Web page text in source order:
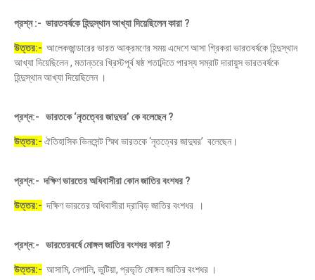
প্রশ্ন :- ভারতবর্ষকে হিন্দুস্থান আখ্যা দিয়েছিলেন কারা ?
উত্তর:- আলেকজান্ডারের ভারত আক্রমণের সময় এদেশে আসা গ্রিকরা ভারতবর্ষকে হিন্দুস্থান
আখ্যা দিয়েছিলেন , মতান্তরে খ্রিস্টপূর্ব ষষ্ঠ শতাব্দিতে পারস্য সম্রাট দারায়ুস ভারতবর্ষকে
হিন্দুস্থান আখ্যা দিয়েছিলেন ।
প্রশ্ন:- ভারতকে ‘নৃতত্বের জাদুঘর’ কে বলেছেন ?
উত্তর:- ঐতিহাসিক ভিনসেন্ট স্মিথ ভারতকে ‘নৃতত্বের জাদুঘর’ বলেছেন।
প্রশ্ন:- দক্ষিণ ভারতের অধিবাসীরা কোন জাতির বংশধর ?
উত্তর:- দক্ষিণ ভারতের অধিবাসীরা দ্রাবিড় জাতির বংশধর ।
প্রশ্ন:- ভারতেরবর্ষে মোঙ্গল জাতির বংশধর কারা ?
উত্তর:- আসামি, নেপালি, ভুটিয়া, প্রভৃতি মোঙ্গল জাতির বংশধর ।